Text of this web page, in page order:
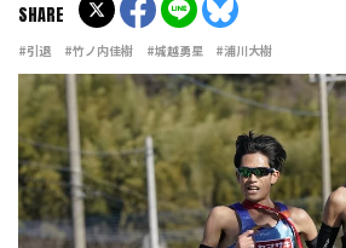
#引退 #竹ノ内佳樹 #城越勇星 #浦川大樹
SHARE